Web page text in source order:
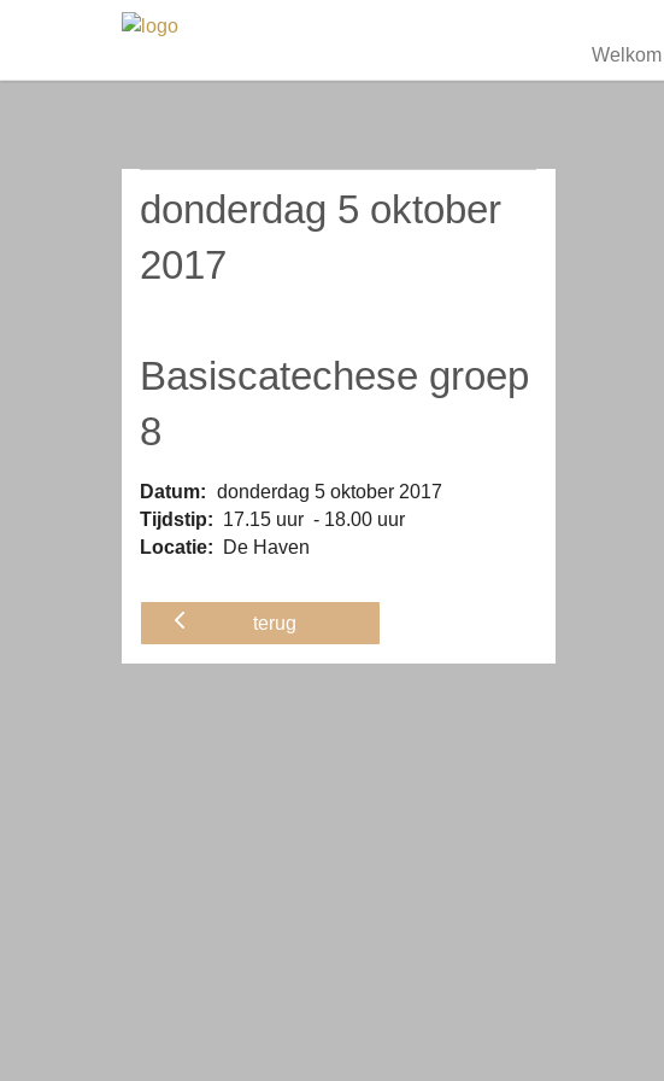
Welkom
donderdag 5 oktober
2017
Basiscatechese groep
8
Datum: donderdag 5 oktober 2017
Tijdstip: 17.15 uur - 18.00 uur
Locatie: De Haven
terug